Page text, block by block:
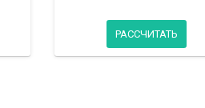
РАССЧИТАТЬ